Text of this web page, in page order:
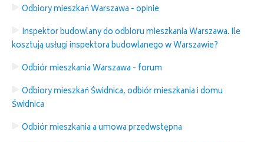
Odbiory mieszkań Warszawa - opinie
Inspektor budowlany do odbioru mieszkania Warszawa. Ile
kosztują usługi inspektora budowlanego w Warszawie?
Odbiór mieszkania Warszawa - forum
Odbiory mieszkań Świdnica, odbiór mieszkania i domu
Świdnica
Odbiór mieszkania a umowa przedwstępna